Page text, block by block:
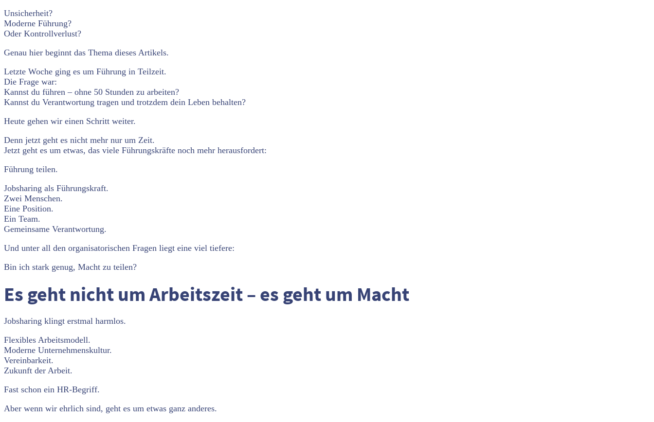
Unsicherheit?
Moderne Führung?
Oder Kontrollverlust?
Genau hier beginnt das Thema dieses Artikels.
Letzte Woche ging es um Führung in Teilzeit.
Die Frage war:
Kannst du führen – ohne 50 Stunden zu arbeiten?
Kannst du Verantwortung tragen und trotzdem dein Leben behalten?
Heute gehen wir einen Schritt weiter.
Denn jetzt geht es nicht mehr nur um Zeit.
Jetzt geht es um etwas, das viele Führungskräfte noch mehr herausfordert:
Führung teilen.
Jobsharing als Führungskraft.
Zwei Menschen.
Eine Position.
Ein Team.
Gemeinsame Verantwortung.
Und unter all den organisatorischen Fragen liegt eine viel tiefere:
Bin ich stark genug, Macht zu teilen?
Es geht nicht um Arbeitszeit – es geht um Macht
Jobsharing klingt erstmal harmlos.
Flexibles Arbeitsmodell.
Moderne Unternehmenskultur.
Vereinbarkeit.
Zukunft der Arbeit.
Fast schon ein HR-Begriff.
Aber wenn wir ehrlich sind, geht es um etwas ganz anderes.